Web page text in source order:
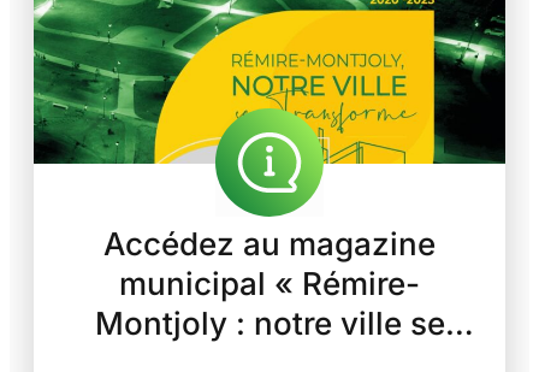
Accédez au magazine
municipal « Rémire-
Montjoly : notre ville se